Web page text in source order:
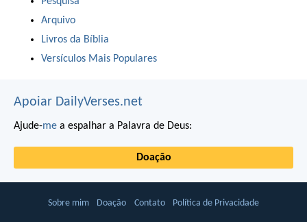
Arquivo
Livros da Bíblia
Versículos Mais Populares
Apoiar DailyVerses.net
Ajude-me a espalhar a Palavra de Deus:
Doação
Sobre mim Doação Contato Política de Privacidade